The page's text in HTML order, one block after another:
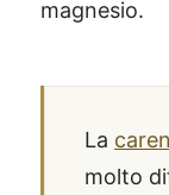
magnesio.
La
molto